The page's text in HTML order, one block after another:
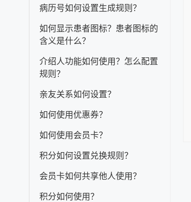
病历号如何设置生成规则？
如何显示患者图标？患者图标的
含义是什么？
介绍人功能如何使用？怎么配置
规则？
亲友关系如何设置？
如何使用优惠券？
如何使用会员卡？
积分如何设置兑换规则？
会员卡如何共享他人使用？
积分如何使用？